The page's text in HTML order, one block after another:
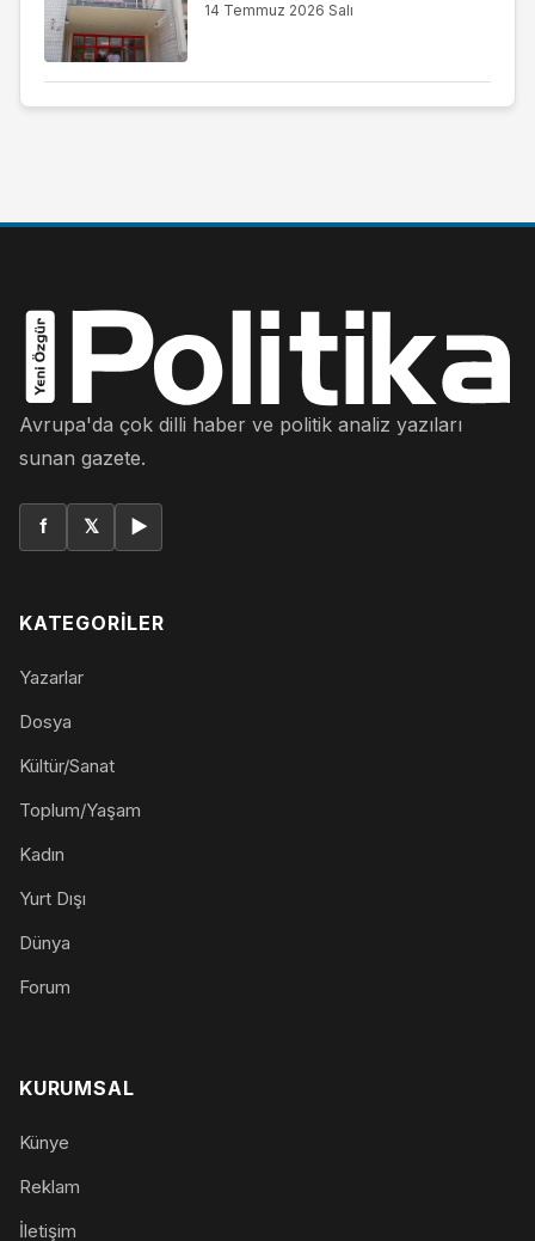
14 Temmuz 2026 Salı
Avrupa'da çok dilli haber ve politik analiz yazıları
sunan gazete.
f 𝕏 ▶
KATEGORILER
Yazarlar
Dosya
Kültür/Sanat
Toplum/Yaşam
Kadın
Yurt Dışı
Dünya
Forum
KURUMSAL
Künye
Reklam
İletişim